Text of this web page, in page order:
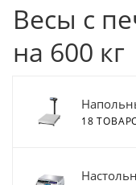
Весы с
на 600 кг
18